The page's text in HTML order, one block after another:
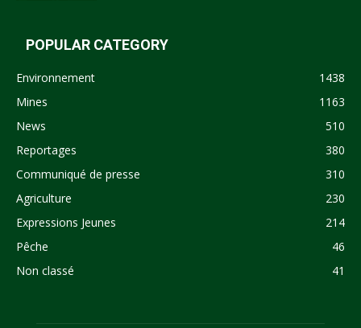
POPULAR CATEGORY
Environnement
1438
Mines
1163
News
510
Reportages
380
Communiqué de presse
310
Agriculture
230
Expressions Jeunes
214
Pêche
46
Non classé
41